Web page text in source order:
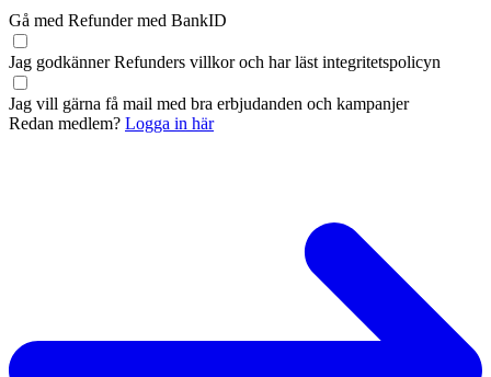
Gå med Refunder med BankID
Jag godkänner Refunders villkoroch har läst integritetspolicyn
Jag vill gärna få mail med bra erbjudanden och kampanjer
Redan medlem? Logga in här